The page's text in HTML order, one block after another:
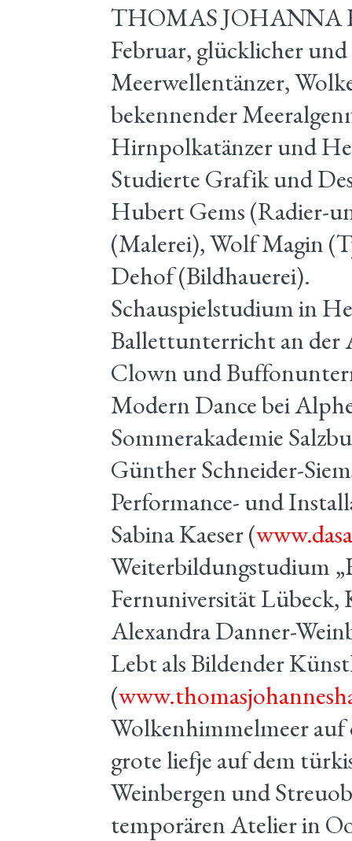
THOMAS JOHANNA
Februar, glücklicher
Meerwellentänzer,
bekennender
Hirnpolkatänzer und
Studierte Grafik und
Hubert Gems (Radier-
(Malerei), Wolf Magin
Dehof (Bildhauerei).
Schauspielstudium in
Ballettunterricht an
Clown und
Modern Dance bei
Sommerakademie
Günther Schneider-
Performance- und
Sabina Kaeser (
Weiterbildungstudium
Fernuniversität
Alexandra Danner-
Lebt als Bildender
(
Wolkenhimmelmeer auf
grote liefje auf dem
Weinbergen und
temporären Atelier in